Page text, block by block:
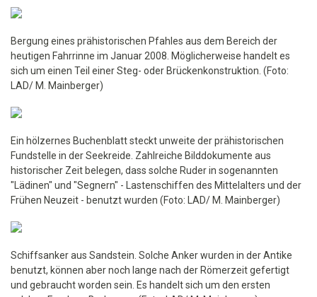
Bergung eines prähistorischen Pfahles aus dem Bereich der
heutigen Fahrrinne im Januar 2008. Möglicherweise handelt es
sich um einen Teil einer Steg- oder Brückenkonstruktion. (Foto:
LAD/ M. Mainberger)
Ein hölzernes Buchenblatt steckt unweite der prähistorischen
Fundstelle in der Seekreide. Zahlreiche Bilddokumente aus
historischer Zeit belegen, dass solche Ruder in sogenannten
"Lädinen" und "Segnern" - Lastenschiffen des Mittelalters und der
Frühen Neuzeit - benutzt wurden (Foto: LAD/ M. Mainberger)
Schiffsanker aus Sandstein. Solche Anker wurden in der Antike
benutzt, können aber noch lange nach der Römerzeit gefertigt
und gebraucht worden sein. Es handelt sich um den ersten